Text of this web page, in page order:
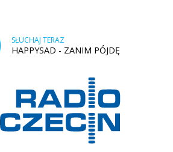
SŁUCHAJ TERAZ
HAPPYSAD - ZANIM PÓJDĘ